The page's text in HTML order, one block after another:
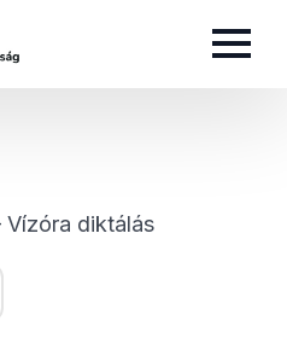
Vízóra diktálás